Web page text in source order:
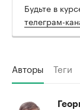
Будьте в
телеграм-
Авторы Теги